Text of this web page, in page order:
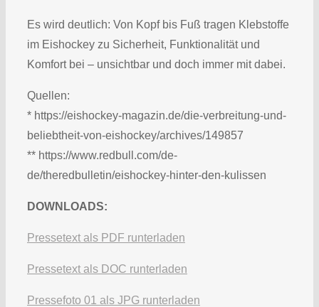
Es wird deutlich: Von Kopf bis Fuß tragen Klebstoffe
im Eishockey zu Sicherheit, Funktionalität und
Komfort bei – unsichtbar und doch immer mit dabei.
Quellen:
* https://eishockey-magazin.de/die-verbreitung-und-
beliebtheit-von-eishockey/archives/149857
** https://www.redbull.com/de-
de/theredbulletin/eishockey-hinter-den-kulissen
DOWNLOADS:
Pressetext als PDF runterladen
Pressetext als DOC runterladen
Pressefoto 01 als JPG runterladen